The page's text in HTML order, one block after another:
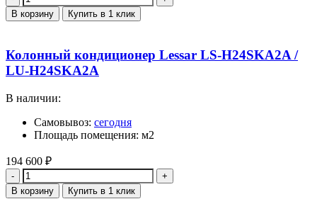
В корзину Купить в 1 клик
Колонный кондиционер Lessar LS-H24SKA2A /
LU-H24SKA2A
В наличии:
Самовывоз: сегодня
Площадь помещения: м2
194 600 ₽
Количество
В корзину Купить в 1 клик